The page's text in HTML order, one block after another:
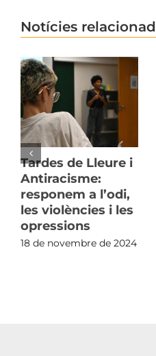
Notícies
Tardes de Lleure i
Antiracisme:
responem a l’odi,
les violències i les
opressions
18 de novembre de 2024